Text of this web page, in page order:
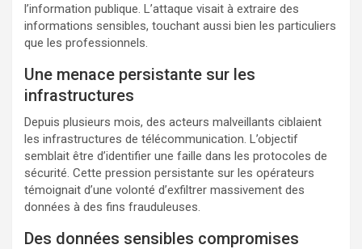
l’information publique. L’attaque visait à extraire des
informations sensibles, touchant aussi bien les particuliers
que les professionnels.
Une menace persistante sur les
infrastructures
Depuis plusieurs mois, des acteurs malveillants ciblaient
les infrastructures de télécommunication. L’objectif
semblait être d’identifier une faille dans les protocoles de
sécurité. Cette pression persistante sur les opérateurs
témoignait d’une volonté d’exfiltrer massivement des
données à des fins frauduleuses.
Des données sensibles compromises